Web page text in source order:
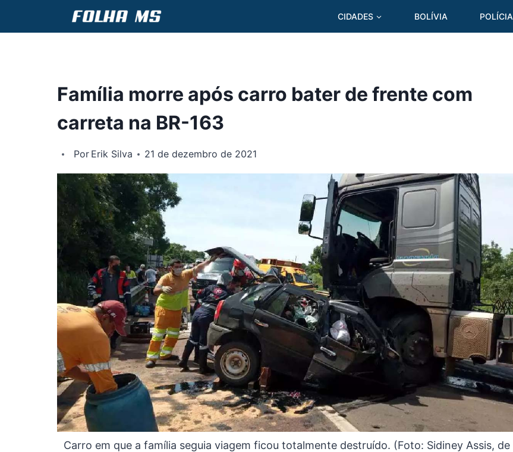
CIDADES BOLÍVIA POLÍCIA
Família morre após carro bater de frente com
carreta na BR-163
Por Erik Silva 21 de dezembro de 2021
Carro em que a família seguia viagem ficou totalmente destruído. (Foto: Sidiney Assis, de